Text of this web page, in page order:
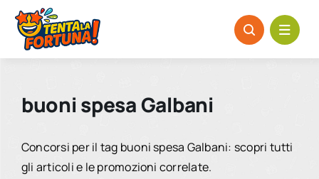
Salta
contenuto
buoni spesa Galbani
Concorsi per il tag buoni spesa Galbani: scopri tutti
gli articoli e le promozioni correlate.